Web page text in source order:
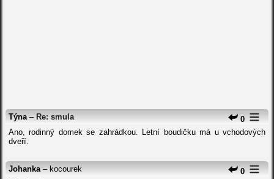
0
Týna– Re: smula
Ano, rodinný domek se zahrádkou. Letní boudičku má u vchodových
dveří.
0
Johanka– kocourek